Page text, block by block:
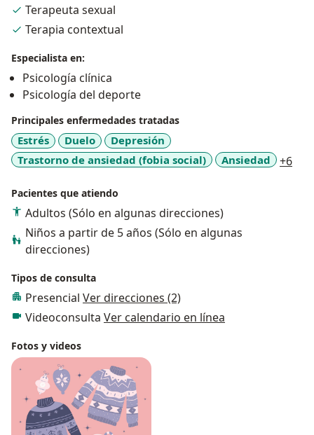
Terapeuta sexual
Terapia contextual
Especialista en:
Psicología clínica
Psicología del deporte
Principales enfermedades tratadas
Estrés Duelo
Depresión
Trastorno de ansiedad (fobia social)
Ansiedad +6
Pacientes que atiendo
Adultos (Sólo en algunas direcciones)
Niños a partir de 5 años (Sólo en algunas
direcciones)
Tipos de consulta
Presencial Ver direcciones (2)
Videoconsulta Ver calendario en línea
Fotos y videos